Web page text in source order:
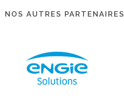
NOS AUTRES PARTENAIRES